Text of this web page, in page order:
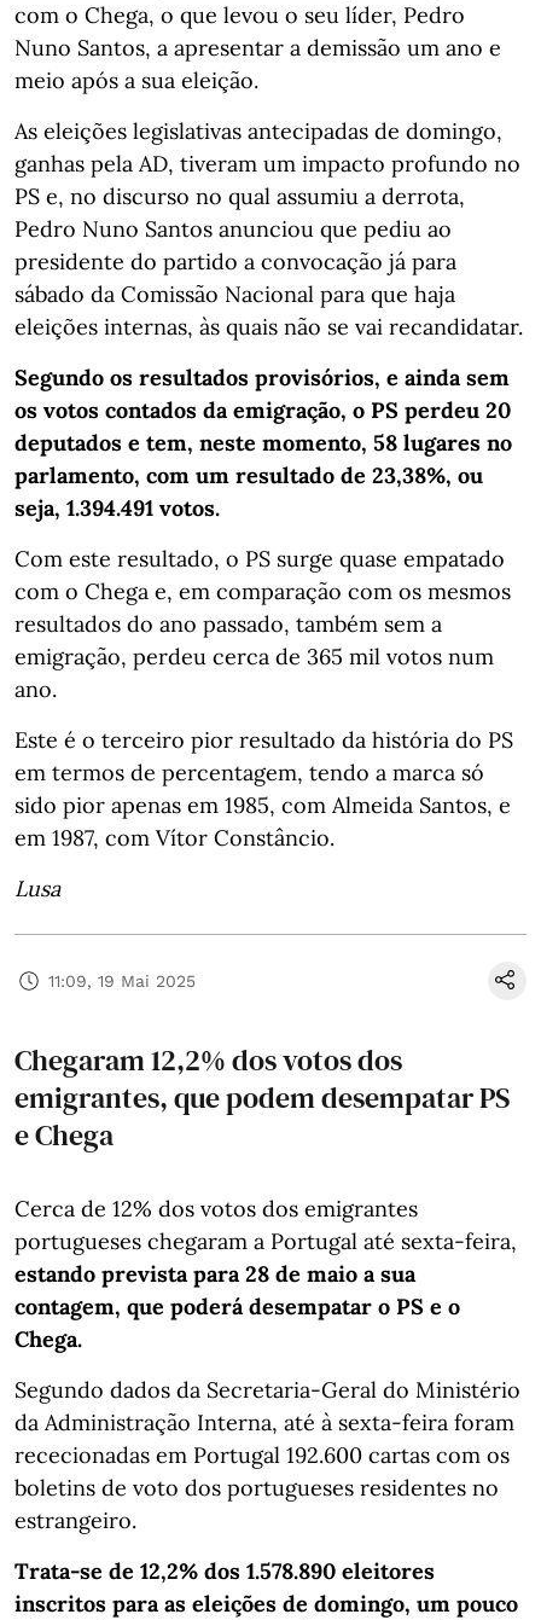
com o Chega, o que levou o seu líder, Pedro
Nuno Santos, a apresentar a demissão um ano e
meio após a sua eleição.
As eleições legislativas antecipadas de domingo,
ganhas pela AD, tiveram um impacto profundo no
PS e, no discurso no qual assumiu a derrota,
Pedro Nuno Santos anunciou que pediu ao
presidente do partido a convocação já para
sábado da Comissão Nacional para que haja
eleições internas, às quais não se vai recandidatar.
Segundo os resultados provisórios, e ainda sem
os votos contados da emigração, o PS perdeu 20
deputados e tem, neste momento, 58 lugares no
parlamento, com um resultado de 23,38%, ou
seja, 1.394.491 votos.
Com este resultado, o PS surge quase empatado
com o Chega e, em comparação com os mesmos
resultados do ano passado, também sem a
emigração, perdeu cerca de 365 mil votos num
ano.
Este é o terceiro pior resultado da história do PS
em termos de percentagem, tendo a marca só
sido pior apenas em 1985, com Almeida Santos, e
em 1987, com Vítor Constâncio.
Lusa
11:09, 19 Mai 2025
Chegaram 12,2% dos votos dos
emigrantes, que podem desempatar PS
e Chega
Cerca de 12% dos votos dos emigrantes
portugueses chegaram a Portugal até sexta-feira,
estando prevista para 28 de maio a sua
contagem, que poderá desempatar o PS e o
Chega.
Segundo dados da Secretaria-Geral do Ministério
da Administração Interna, até à sexta-feira foram
rececionadas em Portugal 192.600 cartas com os
boletins de voto dos portugueses residentes no
estrangeiro.
Trata-se de 12,2% dos 1.578.890 eleitores
inscritos para as eleições de domingo, um pouco